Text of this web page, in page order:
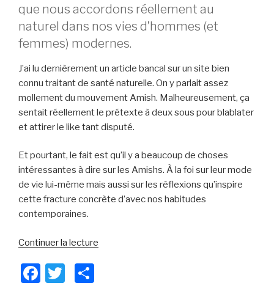
que nous accordons réellement au
naturel dans nos vies d’hommes (et
femmes) modernes.
J’ai lu dernièrement un article bancal sur un site bien
connu traitant de santé naturelle. On y parlait assez
mollement du mouvement Amish. Malheureusement, ça
sentait réellement le prétexte à deux sous pour blablater
et attirer le like tant disputé.
Et pourtant, le fait est qu’il y a beaucoup de choses
intéressantes à dire sur les Amishs. À la foi sur leur mode
de vie lui-même mais aussi sur les réflexions qu’inspire
cette fracture concrète d’avec nos habitudes
contemporaines.
Continuer la lecture
F
T